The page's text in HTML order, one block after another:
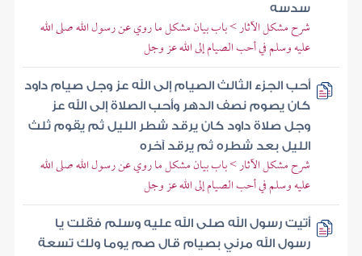
سدسه
شرح مشكل الآثار > باب بيان مشكل ما روي عن رسول الله صلى الله
عليه وسلم في أحب الصيام إلى الله عز وجل
أحب الجزء الثالث الصيام إلى الله عز وجل صيام داود
كان يصوم نصف الدهر وأحب الصلاة إلى الله عز
وجل صلاة داود كان يرقد شطر الليل ثم يقوم ثلث
الليل بعد شطره ثم يرقد آخره
شرح مشكل الآثار > باب بيان مشكل ما روي عن رسول الله صلى الله
عليه وسلم في أحب الصيام إلى الله عز وجل
أتيت رسول الله صلى الله عليه وسلم فقلت يا
رسول الله مرني بصيام قال صم يوما ولك تسعة